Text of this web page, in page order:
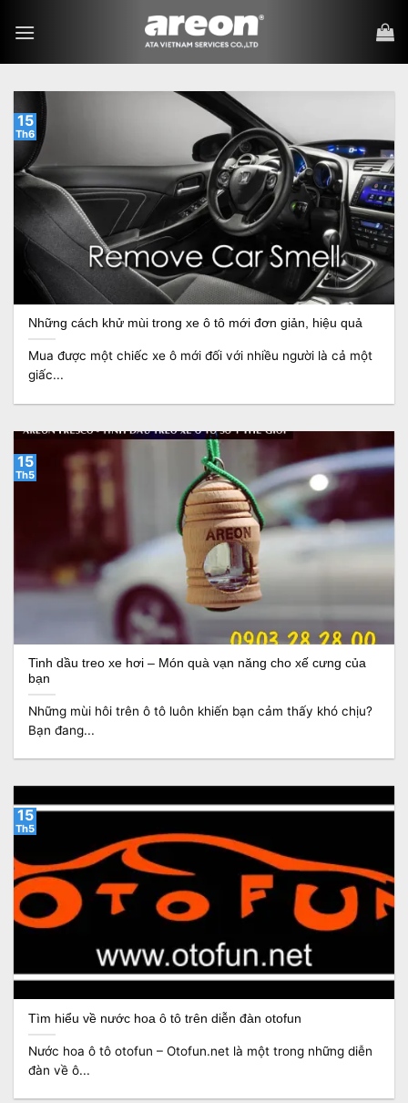
qua
Những cách khử mùi trong xe ô tô mới đơn giản, hiệu quả
Mua được một chiếc xe ô mới đối với nhiều người là cả một
giấc...
15
Th6
Tinh dầu treo xe hơi – Món quà vạn năng cho xế cưng của
bạn
Những mùi hôi trên ô tô luôn khiến bạn cảm thấy khó chịu?
Bạn đang...
15
Th5
Tìm hiểu về nước hoa ô tô trên diễn đàn otofun
Nước hoa ô tô otofun – Otofun.net là một trong những diễn
đàn về ô...
15
Th5